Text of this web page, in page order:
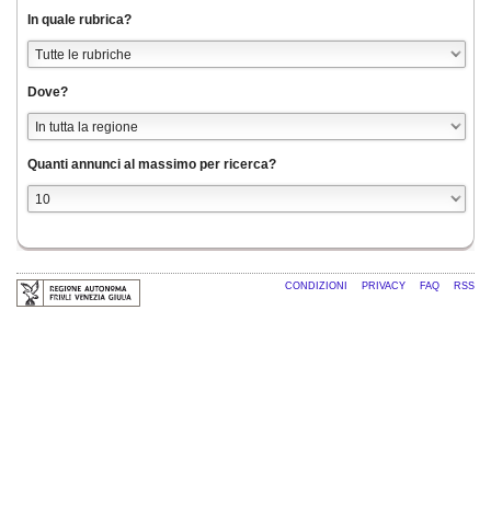
In quale rubrica?
Dove?
Quanti annunci al massimo per ricerca?
CONDIZIONI PRIVACY FAQ RSS